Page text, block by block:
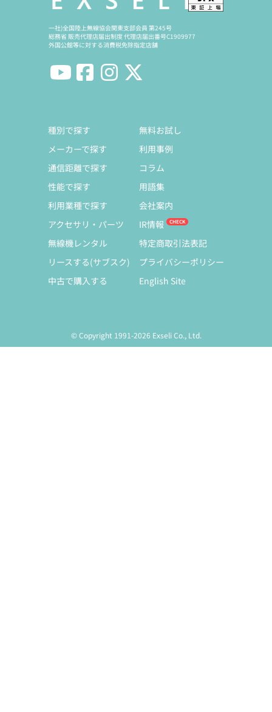
一社)全国陸上無線協会関東支部会員 第245号
総務省 販売代理店届出制度 代理店届出番号C1909977
外国公館等に対する消費税免除指定店舗
種別で探す
メーカーで探す
通信距離で探す
性能で探す
利用業種で探す
アクセサリ・パーツ
無線機レンタル
リースする(サブスク)
中古で購入する
無料お試し
利用事例
コラム
用語集
会社案内
IR情報
特定商取引法表記
プライバシーポリシー
English Site
© Copyright 1991-2026 Exseli Co., Ltd.